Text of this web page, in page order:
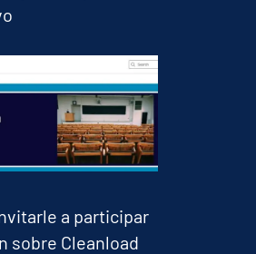
a participar
sobre Cleanload